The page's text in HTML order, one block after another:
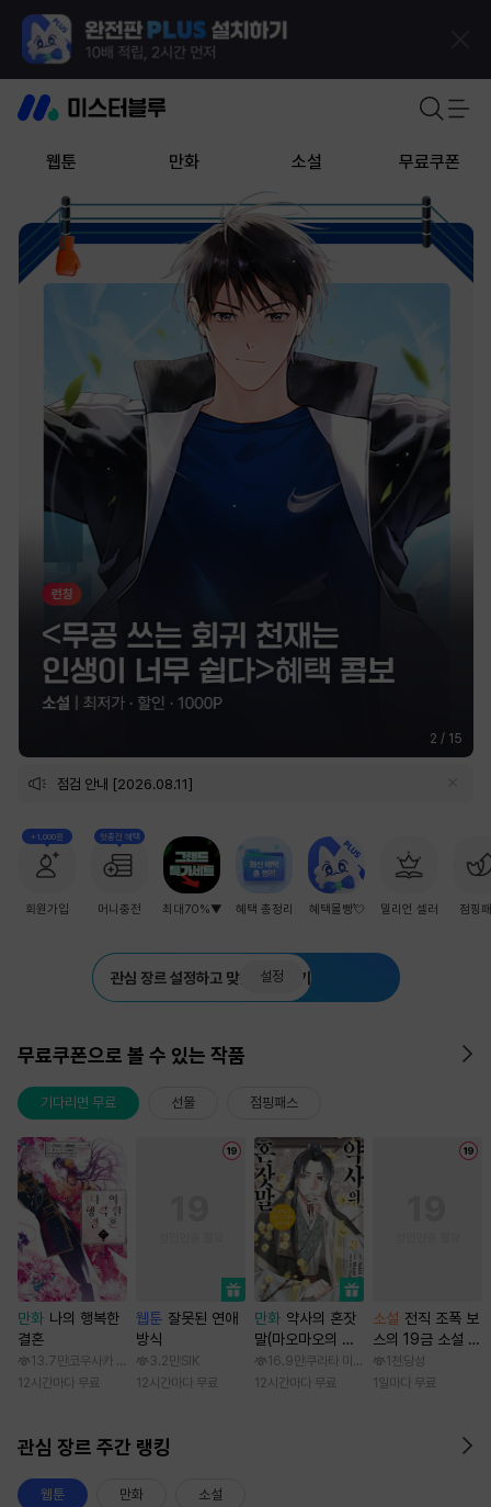
웹툰 만화 소설 무료쿠폰
2 / 15
점검 안내 [2026.08.11]
+1,000원
회원가입
첫충전 혜택
머니충전 최대70%▼ 혜택 총정리 혜택몰빵💘 밀리언 셀러 점핑
관심 장르 설정하고 맞춤 추천 받기
설정
무료쿠폰으로 볼 수 있는 작품
기다리면 무료 선물 점핑패스
만화 나의 행복한
결혼
13.7만 코우사카 리토 / 아기토기 아쿠미
12시간마다 무료
웹툰 잘못된 연애
방식
3.2만 SIK
12시간마다 무료
만화 약사의 혼잣
말(마오마오의 후
궁 수수께끼 풀이
수첩)
16.9만 쿠라타 미노지 / 휴우가 나츠
12시간마다 무료
소설 전직 조폭 보
스의 19금 소설 속
가정부 빙의기
1천 당성
1일마다 무료
관심 장르 주간 랭킹
웹툰 만화 소설